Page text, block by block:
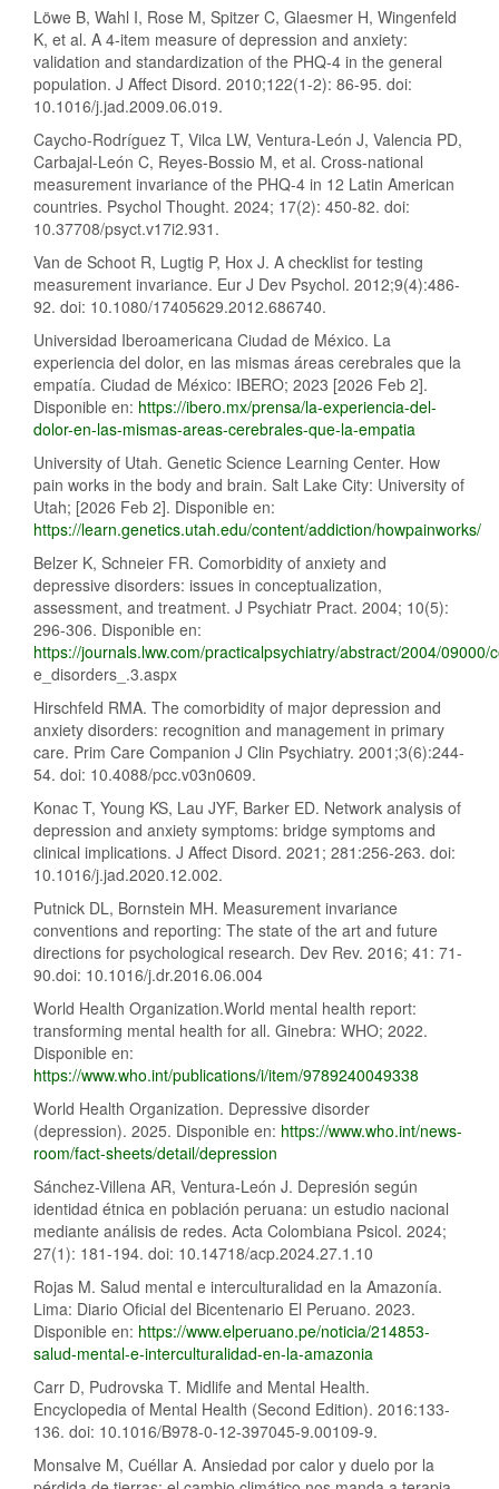
Löwe B, Wahl I, Rose M, Spitzer C, Glaesmer H, Wingenfeld
K, et al. A 4-item measure of depression and anxiety:
validation and standardization of the PHQ-4 in the general
population. J Affect Disord. 2010;122(1-2): 86-95. doi:
10.1016/j.jad.2009.06.019.
Caycho-Rodríguez T, Vilca LW, Ventura-León J, Valencia PD,
Carbajal-León C, Reyes-Bossio M, et al. Cross-national
measurement invariance of the PHQ-4 in 12 Latin American
countries. Psychol Thought. 2024; 17(2): 450-82. doi:
10.37708/psyct.v17i2.931.
Van de Schoot R, Lugtig P, Hox J. A checklist for testing
measurement invariance. Eur J Dev Psychol. 2012;9(4):486-
92. doi: 10.1080/17405629.2012.686740.
Universidad Iberoamericana Ciudad de México. La
experiencia del dolor, en las mismas áreas cerebrales que la
empatía. Ciudad de México: IBERO; 2023 [2026 Feb 2].
Disponible en: https://ibero.mx/prensa/la-experiencia-del-
dolor-en-las-mismas-areas-cerebrales-que-la-empatia
University of Utah. Genetic Science Learning Center. How
pain works in the body and brain. Salt Lake City: University of
Utah; [2026 Feb 2]. Disponible en:
https://learn.genetics.utah.edu/content/addiction/howpainworks/
Belzer K, Schneier FR. Comorbidity of anxiety and
depressive disorders: issues in conceptualization,
assessment, and treatment. J Psychiatr Pract. 2004; 10(5):
296-306. Disponible en:
https://journals.lww.com/practicalpsychiatry/abstract/2004/
e_disorders_.3.aspx
Hirschfeld RMA. The comorbidity of major depression and
anxiety disorders: recognition and management in primary
care. Prim Care Companion J Clin Psychiatry. 2001;3(6):244-
54. doi: 10.4088/pcc.v03n0609.
Konac T, Young KS, Lau JYF, Barker ED. Network analysis of
depression and anxiety symptoms: bridge symptoms and
clinical implications. J Affect Disord. 2021; 281:256-263. doi:
10.1016/j.jad.2020.12.002.
Putnick DL, Bornstein MH. Measurement invariance
conventions and reporting: The state of the art and future
directions for psychological research. Dev Rev. 2016; 41: 71-
90.doi: 10.1016/j.dr.2016.06.004
World Health Organization.World mental health report:
transforming mental health for all. Ginebra: WHO; 2022.
Disponible en:
https://www.who.int/publications/i/item/9789240049338
World Health Organization. Depressive disorder
(depression). 2025. Disponible en: https://www.who.int/news-
room/fact-sheets/detail/depression
Sánchez-Villena AR, Ventura-León J. Depresión según
identidad étnica en población peruana: un estudio nacional
mediante análisis de redes. Acta Colombiana Psicol. 2024;
27(1): 181-194. doi: 10.14718/acp.2024.27.1.10
Rojas M. Salud mental e interculturalidad en la Amazonía.
Lima: Diario Oficial del Bicentenario El Peruano. 2023.
Disponible en: https://www.elperuano.pe/noticia/214853-
salud-mental-e-interculturalidad-en-la-amazonia
Carr D, Pudrovska T. Midlife and Mental Health.
Encyclopedia of Mental Health (Second Edition). 2016:133-
136. doi: 10.1016/B978-0-12-397045-9.00109-9.
Monsalve M, Cuéllar A. Ansiedad por calor y duelo por la